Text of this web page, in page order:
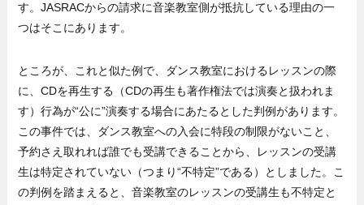
す。JASRACからの請求に音楽教室側が抵抗している理由の一
つはそこにあります。
ところが、これと似た例で、ダンス教室におけるレッスンの際
に、CDを再生する（CDの再生も著作権法では演奏と扱われま
す）行為が“公に”演奏する場合にあたるとした判例があります。
この事件では、ダンス教室への入会に特段の制限がないこと、
予約さえ取れれば誰でも受講できることから、レッスンの受講
生は特定されていない（つまり“不特定”である）としました。こ
の判例を踏まえると、音楽教室のレッスンの受講生も不特定と